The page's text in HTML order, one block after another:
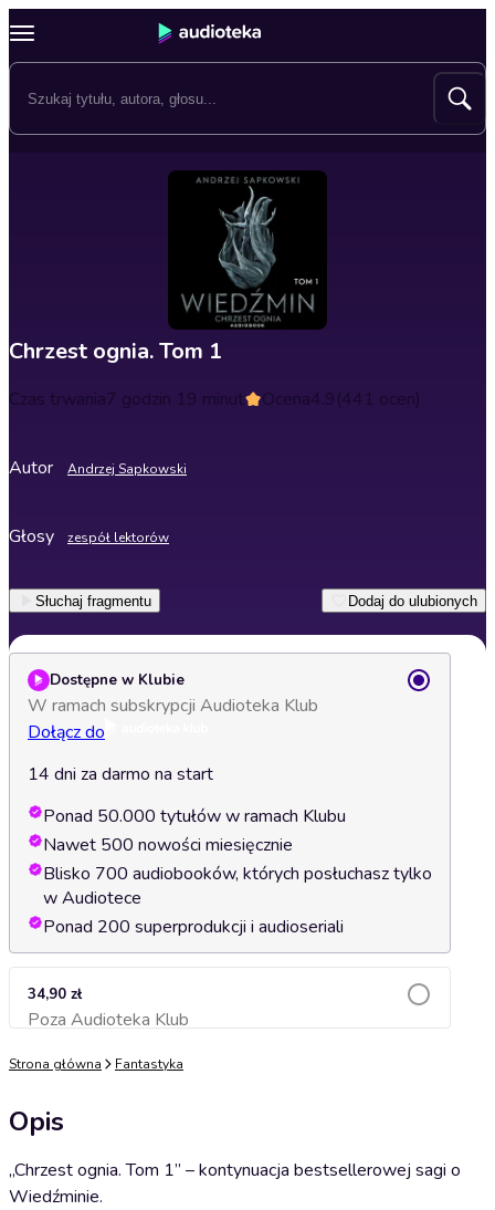
Chrzest ognia. Tom 1
Czas trwania7 godzin 19 minut Ocena4.9(441 ocen)
Autor Andrzej Sapkowski
Głosy zespół lektorów
Słuchaj fragmentu Dodaj do ulubionych
Dostępne w Klubie
W ramach subskrypcji Audioteka Klub
Dołącz do
14 dni za darmo na start
Ponad 50.000 tytułów w ramach Klubu
Nawet 500 nowości miesięcznie
Blisko 700 audiobooków, których posłuchasz tylko
w Audiotece
Ponad 200 superprodukcji i audioseriali
34,90 zł
Poza Audioteka KlubDodaj do koszyka
Strona główna Fantastyka
Opis
„Chrzest ognia. Tom 1” – kontynuacja bestsellerowej sagi o
Wiedźminie.